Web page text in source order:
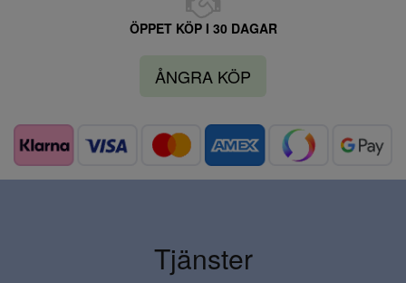
ÖPPET KÖP I 30 DAGAR
ÅNGRA KÖP
Tjänster